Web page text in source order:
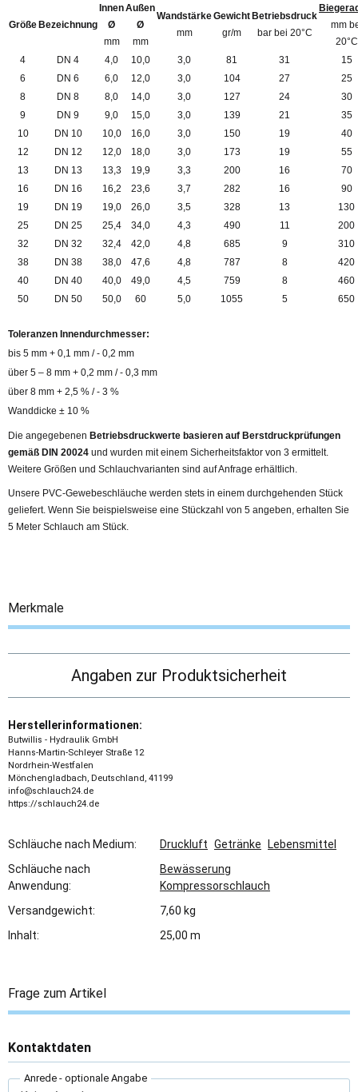
GrößeBezeichnung
Innen
Ø
mm
Außen
Ø
mm
Wandstärke
mm
Gewicht
gr/m
Betriebsdruck
bar bei 20°C
mm
20°C
4
DN 4 4,0 10,0 3,0 81 31
15
6
DN 6 6,0 12,0 3,0 104 27
25
8
DN 8 8,0 14,0 3,0 127 24
30
9
DN 9 9,0 15,0 3,0 139 21
35
10
DN 10 10,0 16,0 3,0 150 19
40
12
DN 12 12,0 18,0 3,0 173 19
55
13
DN 13 13,3 19,9 3,3 200 16
70
16
DN 16 16,2 23,6 3,7 282 16
90
19
DN 19 19,0 26,0 3,5 328 13
130
25
DN 25 25,4 34,0 4,3 490 11
200
32
DN 32 32,4 42,0 4,8 685 9
310
38
DN 38 38,0 47,6 4,8 787 8
420
40
DN 40 40,0 49,0 4,5 759 8
460
50
DN 50 50,0 60 5,0 1055 5 650
Toleranzen Innendurchmesser:
bis 5 mm + 0,1 mm / - 0,2 mm
über 5 – 8 mm + 0,2 mm / - 0,3 mm
über 8 mm + 2,5 % / - 3 %
Wanddicke ± 10 %
Die angegebenen Betriebsdruckwerte basieren auf Berstdruckprüfungen
gemäß DIN 20024 und wurden mit einem Sicherheitsfaktor von 3 ermittelt.
Weitere Größen und Schlauchvarianten sind auf Anfrage erhältlich.
Unsere PVC-Gewebeschläuche werden stets in einem durchgehenden Stück
geliefert. Wenn Sie beispielsweise eine Stückzahl von 5 angeben, erhalten Sie
5 Meter Schlauch am Stück.
Merkmale
Angaben zur Produktsicherheit
Herstellerinformationen:
Butwillis - Hydraulik GmbH
Hanns-Martin-Schleyer Straße 12
Nordrhein-Westfalen
Mönchengladbach, Deutschland, 41199
info@schlauch24.de
https://schlauch24.de
Schläuche nach Medium: Druckluft Getränke
Lebensmittel
Schläuche nach
Anwendung:
Bewässerung
Kompressorschlauch
Versandgewicht:
7,60 kg
Inhalt:
25,00 m
Frage zum Artikel
Kontaktdaten
Anrede - optionale Angabe